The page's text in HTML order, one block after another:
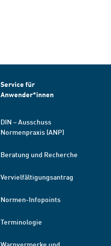
Service für
Anwender*innen
DIN – Ausschuss
Normenpraxis (ANP)
Beratung und Recherche
Vervielfältigungsantrag
Normen-Infopoints
Terminologie
Warnvermerke und